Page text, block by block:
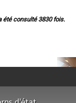
été consulté 3830 fois.